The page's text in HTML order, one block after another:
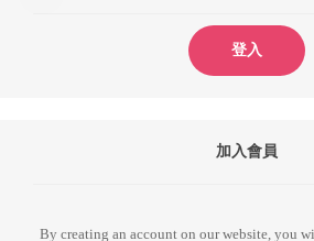
登入
加入會員
By creating an account on our website, you